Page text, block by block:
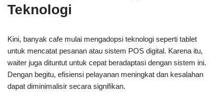
Teknologi
Kini, banyak cafe mulai mengadopsi teknologi seperti tablet
untuk mencatat pesanan atau sistem POS digital. Karena itu,
waiter juga dituntut untuk cepat beradaptasi dengan sistem ini.
Dengan begitu, efisiensi pelayanan meningkat dan kesalahan
dapat diminimalisir secara signifikan.